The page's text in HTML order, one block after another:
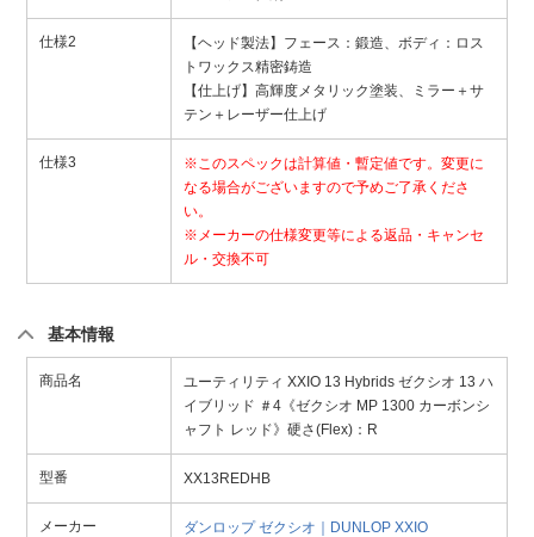
仕様2
【ヘッド製法】フェース：鍛造、ボディ：ロス
トワックス精密鋳造
【仕上げ】高輝度メタリック塗装、ミラー＋サ
テン＋レーザー仕上げ
仕様3
※このスペックは計算値・暫定値です。変更に
なる場合がございますので予めご了承くださ
い。
※メーカーの仕様変更等による返品・キャンセ
ル・交換不可
基本情報
商品名
ユーティリティ XXIO 13 Hybrids ゼクシオ 13 ハ
イブリッド ＃4《ゼクシオ MP 1300 カーボンシ
ャフト レッド》硬さ(Flex)：R
型番 XX13REDHB
メーカー ダンロップ ゼクシオ｜DUNLOP XXIO